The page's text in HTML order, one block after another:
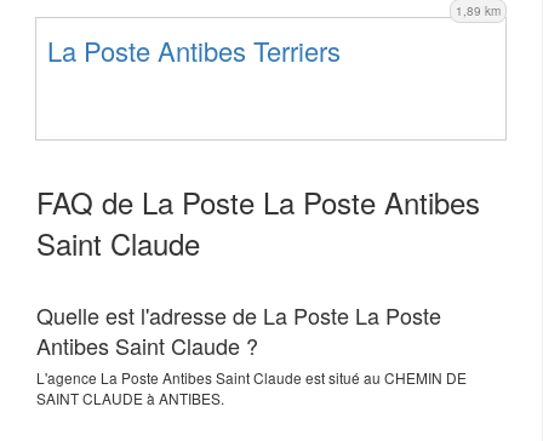
1,89 km
La Poste Antibes Terriers
FAQ de La Poste La Poste Antibes
Saint Claude
Quelle est l'adresse de La Poste La Poste
Antibes Saint Claude ?
L'agence La Poste Antibes Saint Claude est situé au CHEMIN DE
SAINT CLAUDE à ANTIBES.